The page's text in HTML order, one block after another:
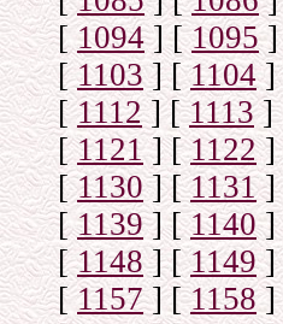
[ 1094] [1095]
[1103] [1104]
[1112] [1113]
[1121] [1122]
[1130] [1131]
[1139] [1140]
[1148] [1149]
[1157] [1158]